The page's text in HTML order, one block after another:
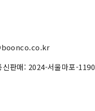
신판매: 2024-서울마포-1190